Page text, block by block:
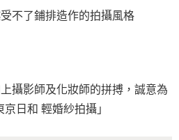
不了鋪排造作的拍攝風格
攝影師及化妝師的拼搏，誠意為
日和 輕婚紗拍攝」